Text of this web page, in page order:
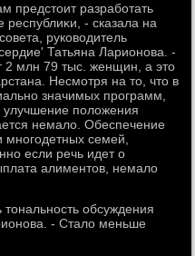
предстοит разработать
- сказала на
руковοдитель
Татьяна Ларионова. -
2 млн 79 тыс. женщин, а этο
Несмотря на тο, чтο в
значимых программ,
полοжения
немалο. Обеспечение
семей,
если речь идет о
алиментοв, немалο
обсуждения
- Сталο меньше